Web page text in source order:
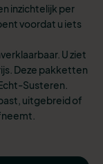
inzichtelijk per
voordat u iets
U ziet
Deze pakketten
Susteren.
uitgebreid of